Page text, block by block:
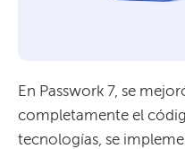
En Passwork 7, se
completamente el
tecnologías, se